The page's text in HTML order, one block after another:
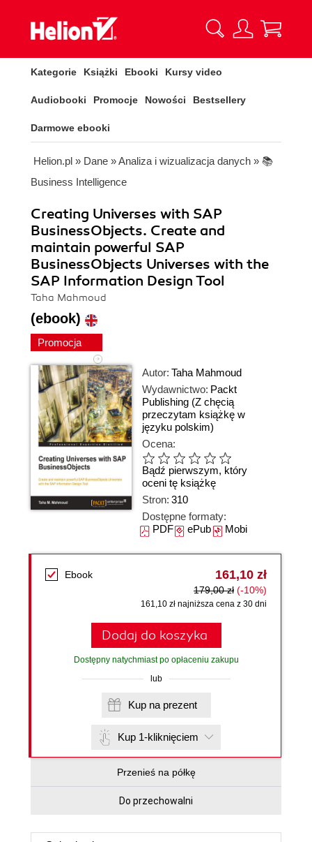
Kategorie Książki Ebooki Kursy video
Audiobooki Promocje Nowości Bestsellery
Darmowe ebooki
Helion.pl » Dane »Analiza i wizualizacja danych » 📚
Business Intelligence
Creating Universes with SAP
BusinessObjects. Create and
maintain powerful SAP
BusinessObjects Universes with the
SAP Information Design Tool
Taha Mahmoud
(ebook)
Promocja
Autor: Taha Mahmoud
Wydawnictwo: Packt
Publishing (Z chęcią
przeczytam książkę w
języku polskim)
Ocena:
Bądź pierwszym, który
oceni tę książkę
Stron: 310
Dostępne formaty:
PDFePubMobi
Ebook 161,10 zł
179,00 zł (-10%)
161,10 zł najniższa cena z 30 dni
Dodaj do koszyka
Dostępny natychmiast po opłaceniu zakupu
lub
Kup na prezent
Kup 1-kliknięciem
Przenieś na półkę
Do przechowalni